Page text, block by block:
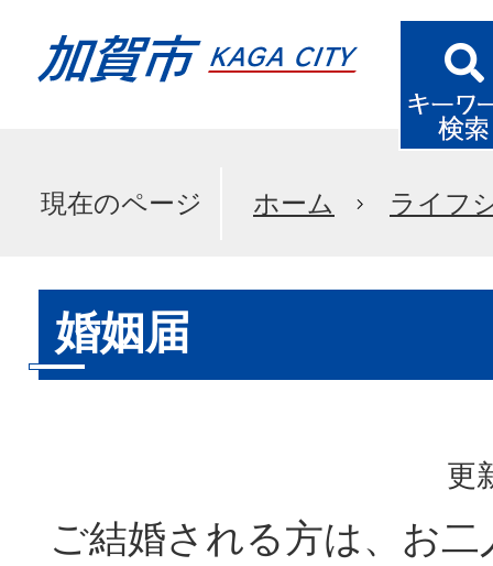
現在のページ ホーム ライフ
婚姻届
更
ご結婚される方は、お